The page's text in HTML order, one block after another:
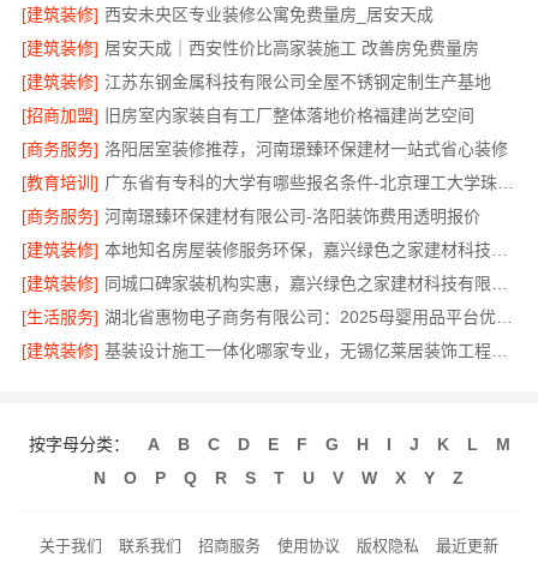
[建筑装修] 西安未央区专业装修公寓免费量房_居安天成
[建筑装修] 居安天成｜西安性价比高家装施工 改善房免费量房
[建筑装修] 江苏东钢金属科技有限公司全屋不锈钢定制生产基地
[招商加盟]
旧房室内家装自有工厂整体落地价格福建尚艺空间
[商务服务] 洛阳居室装修推荐，河南璟臻环保建材一站式省心装修
[教育培训]
广东省有专科的大学有哪些报名条件-北京理工大学珠海学院继教院
[商务服务] 河南璟臻环保建材有限公司-洛阳装饰费用透明报价
[建筑装修]
[建筑装修]
[生活服务]
湖北省惠物电子商务有限公司：2025母婴用品平台优缺点分析
[建筑装修]
基装设计施工一体化哪家专业，无锡亿莱居装饰工程材料有限公司
按字母分类： A B C D E F G H I J K L
M
N
O P Q R S T U V W X Y Z
关于我们 联系我们 招商服务 使用协议 版权隐私
最近更新